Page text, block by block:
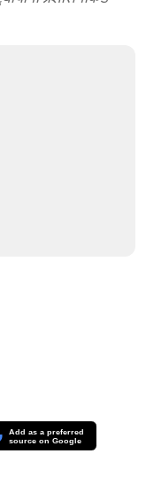
Add as a preferred
source on Google